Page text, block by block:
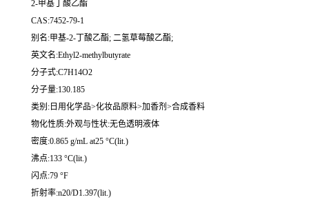
2-甲基丁酸乙酯
CAS:7452-79-1
别名:甲基-2-丁酸乙酯; 二氢草莓酸乙酯;
英文名:Ethyl2-methylbutyrate
分子式:C7H14O2
分子量:130.185
类别:日用化学品>化妆品原料>加香剂>合成香料
物化性质:外观与性状:无色透明液体
密度:0.865 g/mL at25 °C(lit.)
沸点:133 °C(lit.)
闪点:79 °F
折射率:n20/D1.397(lit.)